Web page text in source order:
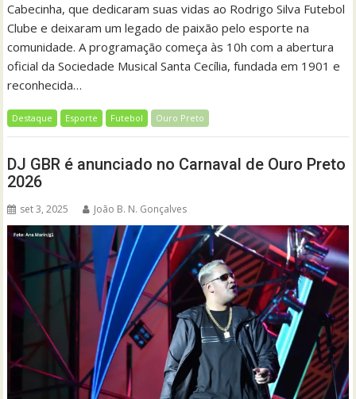
Cabecinha, que dedicaram suas vidas ao Rodrigo Silva Futebol
Clube e deixaram um legado de paixão pelo esporte na
comunidade. A programação começa às 10h com a abertura
oficial da Sociedade Musical Santa Cecília, fundada em 1901 e
reconhecida…
Destaque Esporte Futebol Ouro Preto
DJ GBR é anunciado no Carnaval de Ouro Preto
2026
set 3, 2025 João B. N. Gonçalves